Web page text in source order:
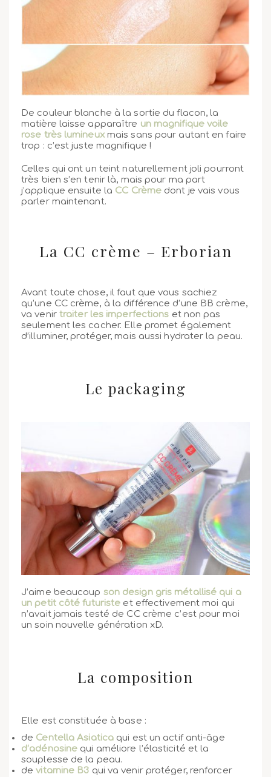
De couleur blanche à la sortie du flacon, la
matière laisse apparaître un magnifique voile
rose très lumineux mais sans pour autant en faire
trop : c’est juste magnifique !
Celles qui ont un teint naturellement joli pourront
très bien s’en tenir là, mais pour ma part
j’applique ensuite la CC Crème dont je vais vous
parler maintenant.
La CC crème – Erborian
Avant toute chose, il faut que vous sachiez
qu’une CC crème, à la différence d’une BB crème,
va venirtraiter les imperfections et non pas
seulement les cacher. Elle promet également
d’illuminer, protéger, mais aussi hydrater la peau.
Le packaging
J’aime beaucoup son design gris métallisé qui a
un petit côté futuriste et effectivement moi qui
n’avait jamais testé de CC crème c’est pour moi
un soin nouvelle génération xD.
La composition
Elle est constituée à base :
de Centella Asiatica qui est un actif anti-âge
d’adénosine qui améliore l’élasticité et la
souplesse de la peau.
devitamine B3 qui va venir protéger, renforcer